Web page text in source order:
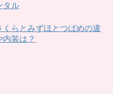
タル
くらとみずほとつばめの違
装は？